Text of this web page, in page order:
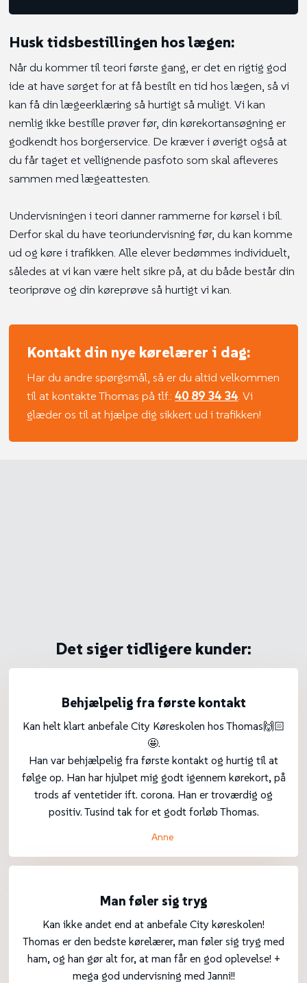
Husk tidsbestillingen hos lægen:
​Når du kommer til teori første gang, er det en rigtig god
ide at have sørget for at få bestilt en tid hos lægen, så vi
kan få din lægeerklæring så hurtigt så muligt. Vi kan
nemlig ikke bestille prøver før, din kørekortansøgning er
godkendt hos borgerservice​.​ De kræver i øverigt også at
du får taget et vellignende pasfoto som skal afleveres
sammen med lægeattesten.
Undervisningen i teori danner rammerne for kørsel i bil.
Derfor skal du have teoriundervisning før, du kan komme
ud og køre i trafikken. Alle elever bedømmes individuelt,
således at vi kan være helt sikre på, at du både består din
teoriprøve og din køreprøve så hurtigt vi kan.
Kontakt din nye kørelærer i dag:
Har du andre spørgsmål, så er du altid velkommen
til at kontakte Thomas på tlf.:40 89 34 34. Vi
glæder os til at hjælpe dig sikkert ud i trafikken!
Det siger tidligere kunder:
Behjælpelig fra første kontakt
Kan helt klart anbefale City Køreskolen hos Thomas🙌🏻
🤩.
Han var behjælpelig fra første kontakt og hurtig til at
følge op. Han har hjulpet mig godt igennem kørekort, på
trods af ventetider ift. corona. Han er troværdig og
positiv. Tusind tak for et godt forløb Thomas.
Anne
Man føler sig tryg
Kan ikke andet end at anbefale City køreskolen!
Thomas er den bedste kørelærer, man føler sig tryg med
ham, og han gør alt for, at man får en god oplevelse! +
mega god undervisning med Janni!!